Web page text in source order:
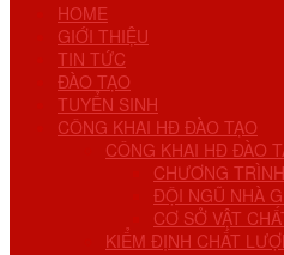
HOME
GIỚI THIỆU
TIN TỨC
ĐÀO TẠO
TUYỂN SINH
CÔNG KHAI HĐ ĐÀO TẠO
CÔNG KHAI HĐ ĐÀO
CHƯƠNG
ĐỘI NGŨ NHÀ
CƠ SỞ VẬT
KIỂM ĐỊNH CHẤT